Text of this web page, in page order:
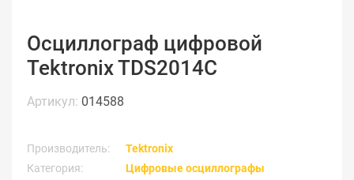
Осциллограф цифровой
Tektronix TDS2014C
Артикул: 014588
Производитель:
Tektronix
Категория:
Цифровые осциллографы